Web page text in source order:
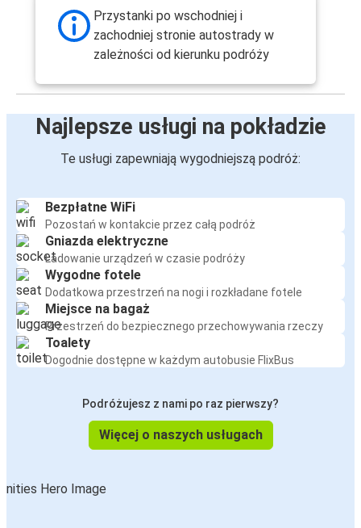
Przystanki po wschodniej i
zachodniej stronie autostrady w
zależności od kierunku podróży
Najlepsze usługi na pokładzie
Te usługi zapewniają wygodniejszą podróż:
Bezpłatne WiFi
Pozostań w kontakcie przez całą podróż
Gniazda elektryczne
Ładowanie urządzeń w czasie podróży
Wygodne fotele
Dodatkowa przestrzeń na nogi i rozkładane fotele
Miejsce na bagaż
Przestrzeń do bezpiecznego przechowywania rzeczy
Toalety
Dogodnie dostępne w każdym autobusie FlixBus
Podróżujesz z nami po raz pierwszy?
Więcej o naszych usługach